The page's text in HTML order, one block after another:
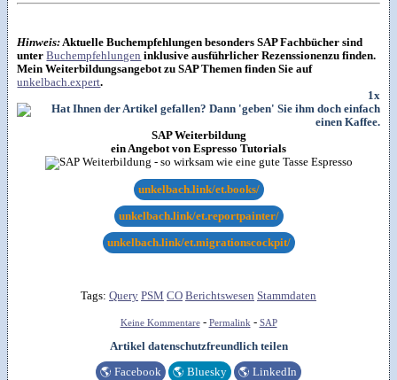
Hinweis:Aktuelle Buchempfehlungen besonders SAP Fachbücher sind
unterBuchempfehlungen inklusive ausführlicher Rezenssionenzu finden.
Mein Weiterbildungsangebot zu SAP Themen finden Sie auf
unkelbach.expert.
1x
SAP Weiterbildung
ein Angebot von Espresso Tutorials
unkelbach.link/et.books/
unkelbach.link/et.reportpainter/
unkelbach.link/et.migrationscockpit/
Tags: Query PSM CO Berichtswesen Stammdaten
Keine Kommentare- Permalink- SAP
Artikel datenschutzfreundlich teilen
🌎 Facebook 🌎 Bluesky 🌎 LinkedIn